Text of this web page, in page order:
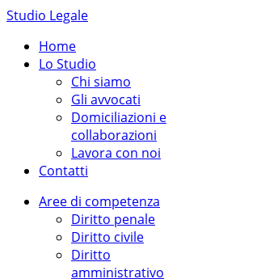
Studio Legale
Home
Lo Studio
Chi siamo
Gli avvocati
Domiciliazioni e
collaborazioni
Lavora con noi
Contatti
Aree di competenza
Diritto penale
Diritto civile
Diritto
amministrativo